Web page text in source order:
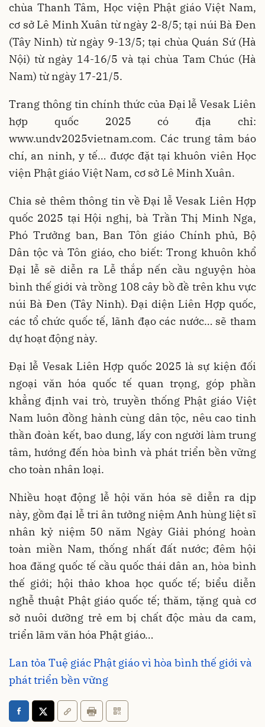
chùa Thanh Tâm, Học viện Phật giáo Việt Nam,
cơ sở Lê Minh Xuân từ ngày 2-8/5; tại núi Bà Đen
(Tây Ninh) từ ngày 9-13/5; tại chùa Quán Sứ (Hà
Nội) từ ngày 14-16/5 và tại chùa Tam Chúc (Hà
Nam) từ ngày 17-21/5.
Trang thông tin chính thức của Đại lễ Vesak Liên
hợp quốc 2025 có địa chỉ:
www.undv2025vietnam.com. Các trung tâm báo
chí, an ninh, y tế… được đặt tại khuôn viên Học
viện Phật giáo Việt Nam, cơ sở Lê Minh Xuân.
Chia sẻ thêm thông tin về Đại lễ Vesak Liên Hợp
quốc 2025 tại Hội nghị, bà Trần Thị Minh Nga,
Phó Trưởng ban, Ban Tôn giáo Chính phủ, Bộ
Dân tộc và Tôn giáo, cho biết: Trong khuôn khổ
Đại lễ sẽ diễn ra Lễ thắp nến cầu nguyện hòa
bình thế giới và trồng 108 cây bồ đề trên khu vực
núi Bà Đen (Tây Ninh). Đại diện Liên Hợp quốc,
các tổ chức quốc tế, lãnh đạo các nước… sẽ tham
dự hoạt động này.
Đại lễ Vesak Liên Hợp quốc 2025 là sự kiện đối
ngoại văn hóa quốc tế quan trọng, góp phần
khẳng định vai trò, truyền thống Phật giáo Việt
Nam luôn đồng hành cùng dân tộc, nêu cao tinh
thần đoàn kết, bao dung, lấy con người làm trung
tâm, hướng đến hòa bình và phát triển bền vững
cho toàn nhân loại.
Nhiều hoạt động lễ hội văn hóa sẽ diễn ra dịp
này, gồm đại lễ tri ân tưởng niệm Anh hùng liệt sĩ
nhân kỷ niệm 50 năm Ngày Giải phóng hoàn
toàn miền Nam, thống nhất đất nước; đêm hội
hoa đăng quốc tế cầu quốc thái dân an, hòa bình
thế giới; hội thảo khoa học quốc tế; biểu diễn
nghễ thuật Phật giáo quốc tế; thăm, tặng quà cơ
sở nuôi dưỡng trẻ em bị chất độc màu da cam,
triển lãm văn hóa Phật giáo…
Lan tỏa Tuệ giác Phật giáo vì hòa bình thế giới và
phát triển bền vững